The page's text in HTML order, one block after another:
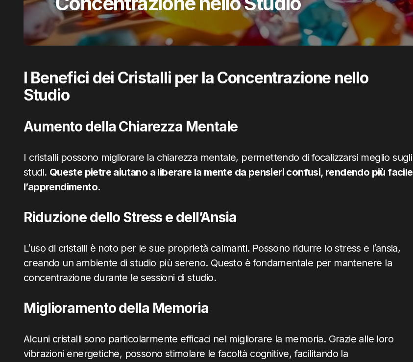
I Benefici dei Cristalli per la Concentrazione nello
Studio
Aumento della Chiarezza Mentale
I cristalli possono migliorare la chiarezza mentale, permettendo di focalizzarsi meglio sugli
studi. Queste pietre aiutano a liberare la mente da pensieri confusi, rendendo più facile
l’apprendimento.
Riduzione dello Stress e dell’Ansia
L’uso di cristalli è noto per le sue proprietà calmanti. Possono ridurre lo stress e l’ansia,
creando un ambiente di studio più sereno. Questo è fondamentale per mantenere la
concentrazione durante le sessioni di studio.
Miglioramento della Memoria
Alcuni cristalli sono particolarmente efficaci nel migliorare la memoria. Grazie alle loro
vibrazioni energetiche, possono stimolare le facoltà cognitive, facilitando la